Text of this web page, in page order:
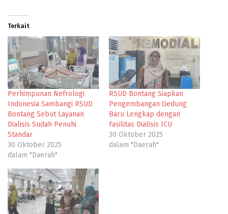
Terkait
Perhimpunan Nefrologi
Indonesia Sambangi RSUD
Bontang Sebut Layanan
Dialisis Sudah Penuhi
Standar
30 Oktober 2025
dalam "Daerah"
RSUD Bontang Siapkan
Pengembangan Gedung
Baru Lengkap dengan
Fasilitas Dialisis ICU
30 Oktober 2025
dalam "Daerah"